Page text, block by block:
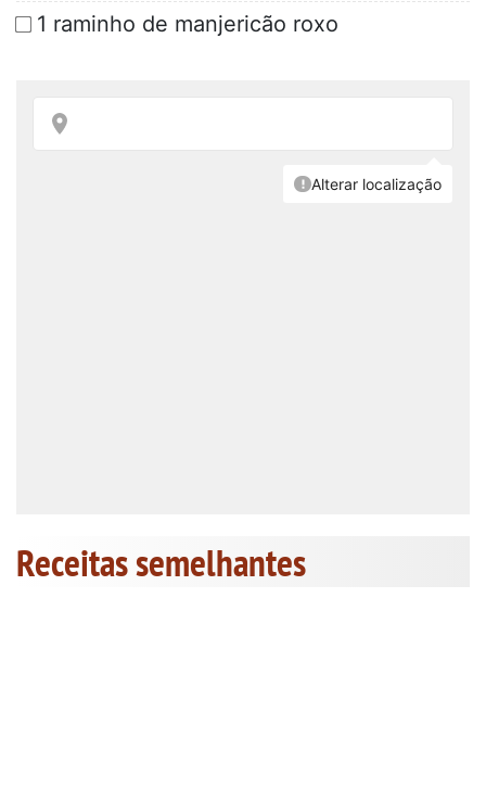
1 raminho de manjericão roxo
Receitas semelhantes